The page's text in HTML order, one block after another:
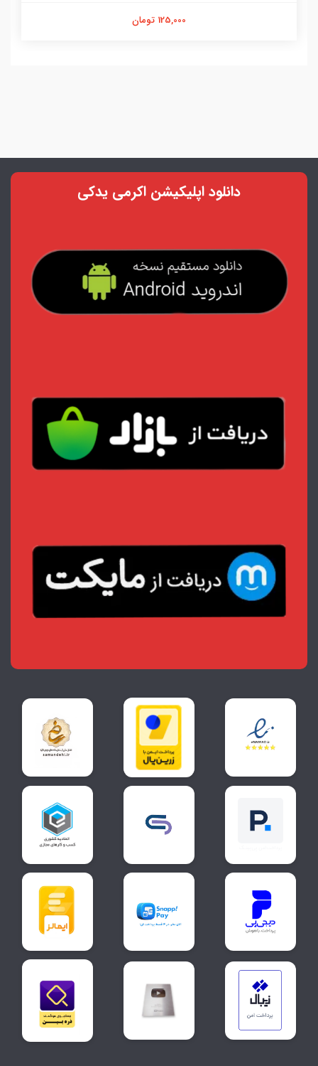
125,000 تومان
دانلود اپلیکیشن اکرمی یدکی